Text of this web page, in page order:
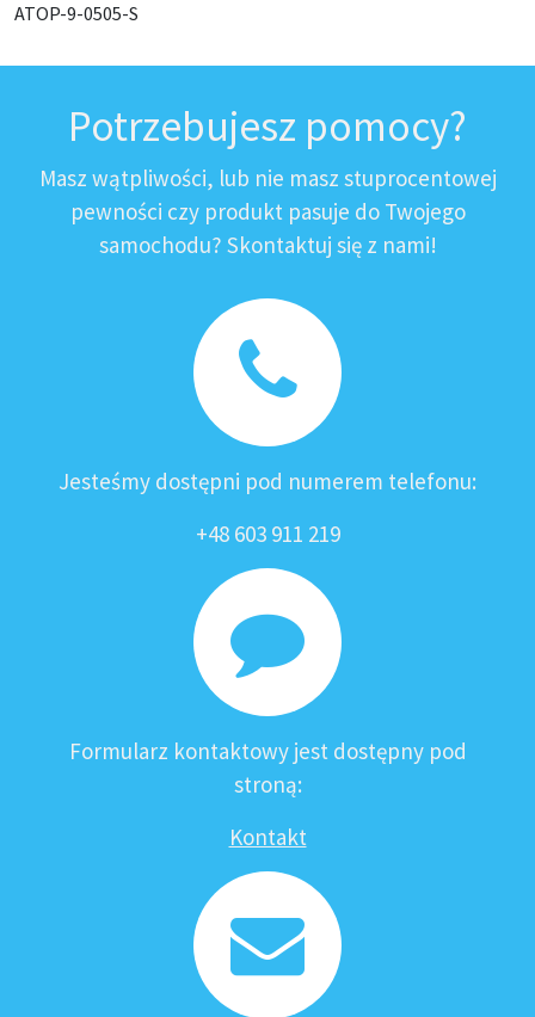
ATOP-9-0505-S
Potrzebujesz pomocy?
Masz wątpliwości, lub nie masz stuprocentowej
pewności czy produkt pasuje do Twojego
samochodu? Skontaktuj się z nami!
Jesteśmy dostępni pod numerem telefonu:
+48 603 911 219
Formularz kontaktowy jest dostępny pod
stroną:
Kontakt